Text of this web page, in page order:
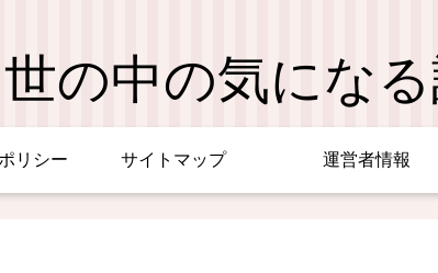
世の中の気にな
リシー サイトマップ 運営者情報